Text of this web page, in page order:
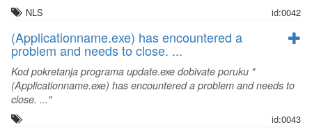
NLS id:0042
(Applicationname.exe) has encountered a
problem and needs to close. ...
Kod pokretanja programa update.exe dobivate poruku "
(Applicationname.exe) has encountered a problem and needs to
close. ..."
id:0043